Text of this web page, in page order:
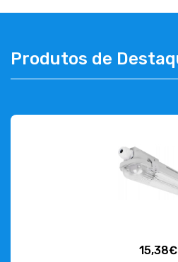
Produtos de
15,38€